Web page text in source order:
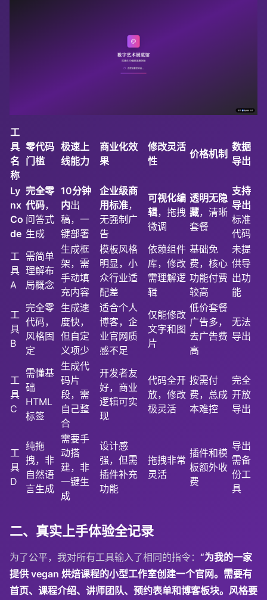
工
具
名
称
零代码
门槛
极速上
线能力
商业化效
果
修改灵活
性
价格机制
数据
导出
Ly
nx
Co
de
完全零
代码，
问答式
生成
10分钟
内出
稿，一
键部署
企业级商
用标准，
无强制广
告
可视化编
辑，拖拽
微调
透明无隐
藏，清晰
套餐
支持
导出
标准
代码
工
具
A
需简单
理解布
局概念
生成框
架，需
手动填
充内容
模板风格
明显，小
众行业适
配差
依赖组件
库，修改
需理解逻
辑
基础免
费，核心
功能付费
较高
未提
供导
出功
能
工
具
B
完全零
代码，
风格固
定
生成速
度快，
但自定
义项少
适合个人
博客，企
业官网质
感不足
仅能修改
文字和图
片
低价套餐
广告多，
去广告费
高
无法
导出
工
具
C
需懂基
础
HTML
标签
生成代
码片
段，需
自己整
合
开发者友
好，商业
逻辑可实
现
代码全开
放，修改
极灵活
按需付
费，总成
本难控
完全
开放
导出
工
具
D
纯拖
拽，非
自然语
言生成
需要手
动搭
建，非
一键生
成
设计感
强，但需
插件补充
功能
拖拽非常
灵活
插件和模
板额外收
费
导出
需备
份工
具
二、真实上手体验全记录
为了公平，我对所有工具输入了相同的指令： “为我的一家
提供 vegan 烘焙课程的小型工作室创建一个官网。需要有
首页、课程介绍、讲师团队、预约表单和博客板块。风格要